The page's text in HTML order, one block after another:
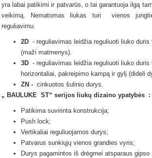
yra labai patikimi ir patvarūs, o tai garantuoja ilgą
veikimą.
Nematomas liukas turivienos
reguliavimu.
2D - reguliavimas leidžia reguliuoti liuko
(maži matmenys).
3D - reguliavimas leidžia reguliuoti liuko duris
horizontaliai, pakreipimo kampą ir gylį (dideli
ZN - cinkuotos šulinio durys.
„ BAULUKE ST“ serijos liukų dizaino ypatybės :
Patikima suvirinta konstrukcija;
Push lock;
Vertikaliai reguliuojamos durys;
Patvarus sunkiųjų vienos grandies vyris;
Durys pagamintos iš drėgmei atsparaus gipso